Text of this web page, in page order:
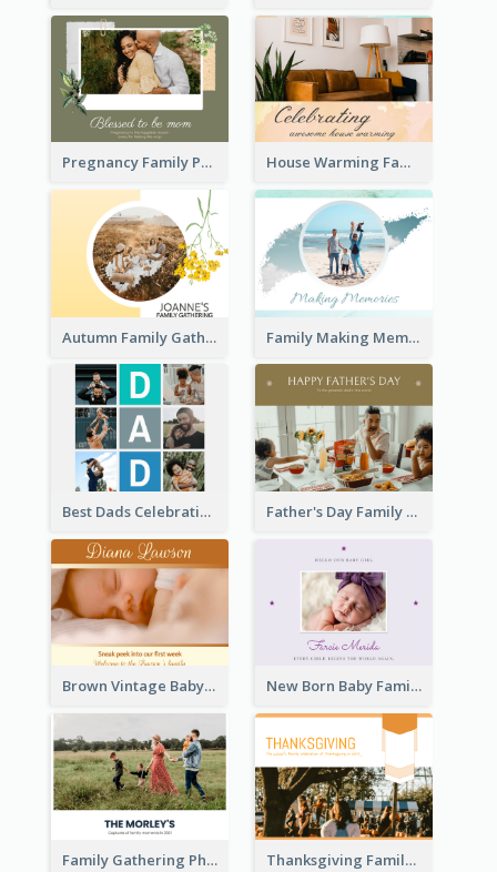
Pregnancy Family Photo Book House Warming Family Photo Book
Autumn Family Gathering Photo Book Family Making Memories Photo Book
Best Dads Celebration Photo Book Father's Day Family Photo Book
Brown Vintage Baby Family Photo Book New Born Baby Family Photo Book
Family Gathering Photo Book Thanksgiving Family Gathering Photo Book